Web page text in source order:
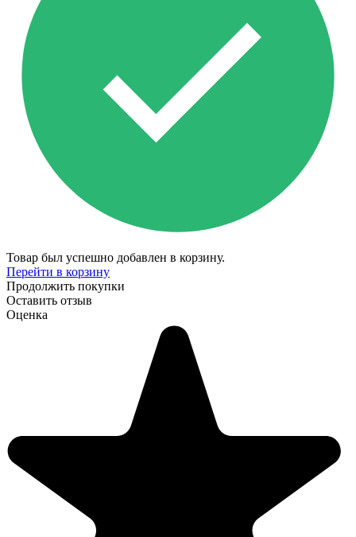
Товар был успешно добавлен в корзину.
Перейти в корзину
Продолжить покупки
Оставить отзыв
Оценка